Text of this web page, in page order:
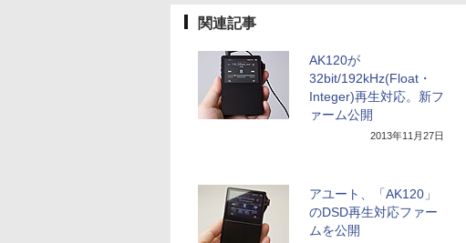
関連記事
AK120が
32bit/192kHz(Float・
Integer)再生対応。新フ
ァーム公開
2013年11月27日
アユート、「AK120」
のDSD再生対応ファー
ムを公開